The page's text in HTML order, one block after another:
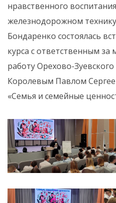
нравственного
железнодорожном
Бондаренко состоялась
курса с ответственным за
работу Орехово-
Королевым Павлом
«Семья и семейные